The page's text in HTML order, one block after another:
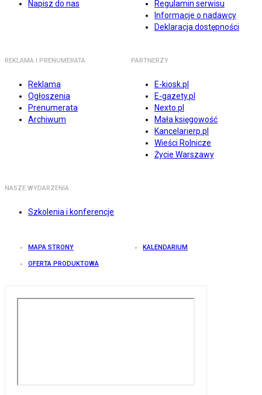
Napisz do nas
Regulamin serwisu
Informacje o nadawcy
Deklaracja dostępności
REKLAMA I PRENUMERATA
Reklama
Ogłoszenia
Prenumerata
Archiwum
PARTNERZY
E-kiosk.pl
E-gazety.pl
Nexto.pl
Mała księgowość
Kancelarierp.pl
Wieści Rolnicze
Życie Warszawy
NASZE WYDARZENIA
Szkolenia i konferencje
MAPA STRONY KALENDARIUM
OFERTA PRODUKTOWA